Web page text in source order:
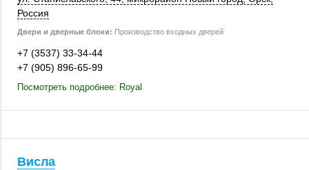
Россия
Двери и дверные блоки: Производство входных дверей
+7 (3537) 33-34-44
+7 (905) 896-65-99
Посмотреть подробнее: Royal
Висла